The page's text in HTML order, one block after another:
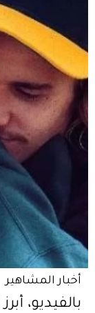
أخبار المشاهير